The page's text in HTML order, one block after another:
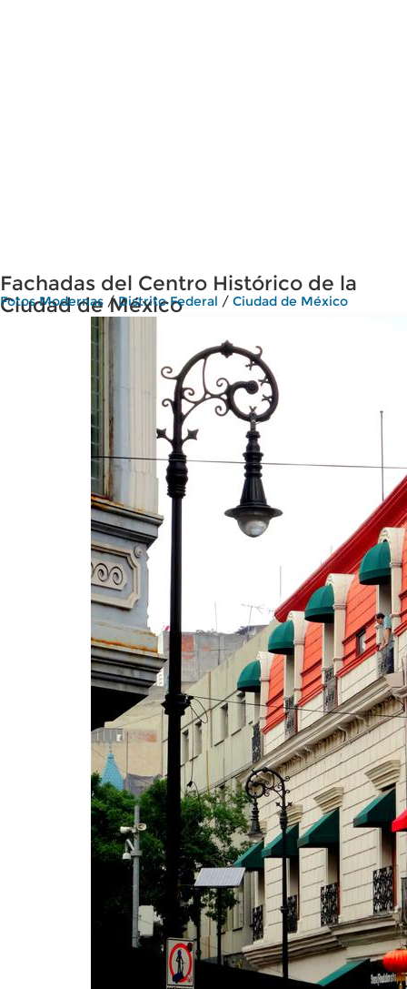
Fachadas del Centro Histórico de la
Ciudad de México
Fotos Modernas /Distrito Federal / Ciudad de México